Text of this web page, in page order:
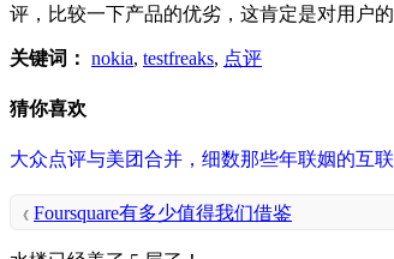
评，比较一下产品的优劣，这肯定是对用户
关键词： nokia, testfreaks, 点评
猜你喜欢
大众点评与美团合并，细数那些年联姻的互
《 Foursquare有多少值得我们借鉴